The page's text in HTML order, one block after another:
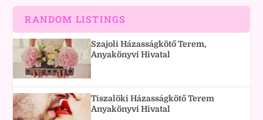
RANDOM LISTINGS
Szajoli Házasságkötő Terem,
Anyakönyvi Hivatal
Tiszalöki Házasságkötő Terem
Anyakönyvi Hivatal